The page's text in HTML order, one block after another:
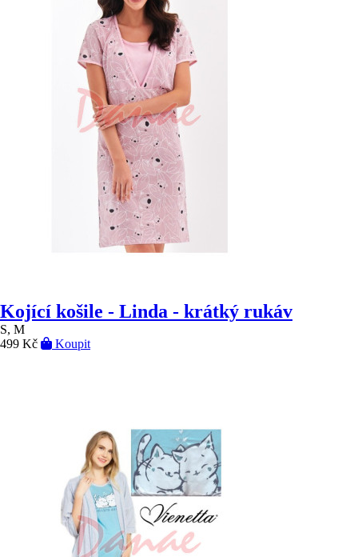
Kojící košile - Linda - krátký rukáv
S, M
499 Kč
Koupit